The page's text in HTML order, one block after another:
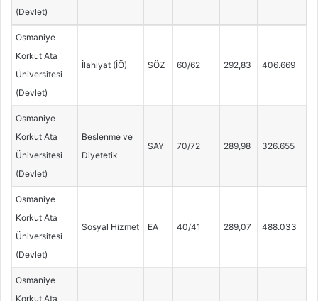
(Devlet)
Osmaniye
Korkut Ata
Üniversitesi
(Devlet)
İlahiyat (İÖ) SÖZ 60/62 292,83 406.669
Osmaniye
Korkut Ata
Üniversitesi
(Devlet)
Beslenme ve
Diyetetik
SAY 70/72 289,98 326.655
Osmaniye
Korkut Ata
Üniversitesi
(Devlet)
Sosyal Hizmet EA 40/41 289,07 488.033
Osmaniye
Korkut Ata